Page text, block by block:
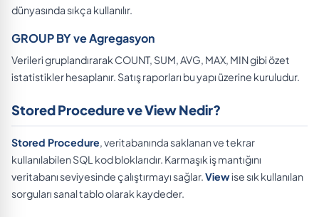
dünyasında sıkça kullanılır.
GROUP BY ve Agregasyon
Verileri gruplandırarak COUNT, SUM, AVG, MAX, MIN gibi özet
istatistikler hesaplanır. Satış raporları bu yapı üzerine kuruludur.
Stored Procedure ve View Nedir?
Stored Procedure, veritabanında saklanan ve tekrar
kullanılabilen SQL kod bloklarıdır. Karmaşık iş mantığını
veritabanı seviyesinde çalıştırmayı sağlar.Viewise sık kullanılan
sorguları sanal tablo olarak kaydeder.